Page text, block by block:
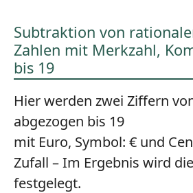
Subtraktion von
Zahlen mit Merkzahl,
bis 19
Hier werden zwei Ziffern
abgezogen bis 19
mit Euro, Symbol: € und
Zufall – Im Ergebnis wird
festgelegt.